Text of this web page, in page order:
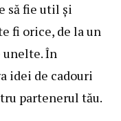
să fie util și
fi orice, de la un
unelte. În
idei de cadouri
partenerul tău.